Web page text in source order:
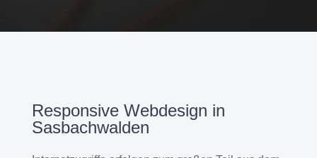
Responsive Webdesign in
Sasbachwalden